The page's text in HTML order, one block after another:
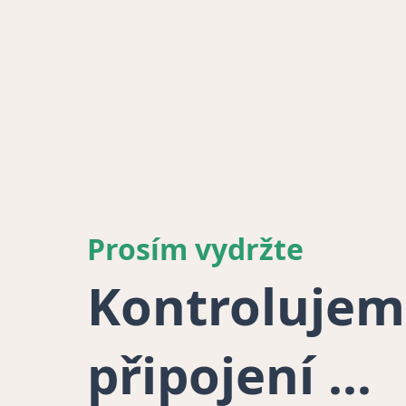
Prosím vydržte
připojení